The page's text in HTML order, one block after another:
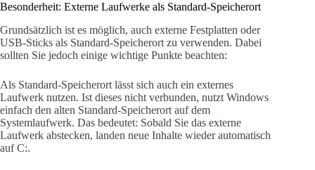
Besonderheit: Externe Laufwerke als Standard-Speicherort
Grundsätzlich ist es möglich, auch externe Festplatten oder
USB-Sticks als Standard-Speicherort zu verwenden. Dabei
sollten Sie jedoch einige wichtige Punkte beachten:
Als Standard-Speicherort lässt sich auch ein externes
Laufwerk nutzen. Ist dieses nicht verbunden, nutzt Windows
einfach den alten Standard-Speicherort auf dem
Systemlaufwerk. Das bedeutet: Sobald Sie das externe
Laufwerk abstecken, landen neue Inhalte wieder automatisch
auf C:.